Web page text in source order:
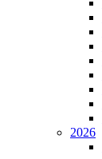
2026